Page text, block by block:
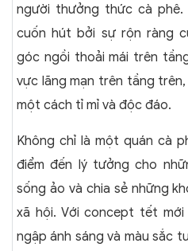
người thưởng thức cà phê.
cuốn hút bởi sự rộn ràng
góc ngồi thoải mái trên
vực lãng mạn trên tầng
một cách tỉ mỉ và độc đáo.
Không chỉ là một quán cà
điểm đến lý tưởng cho
sống ảo và chia sẻ những
xã hội. Với concept tết
ngập ánh sáng và màu sắc